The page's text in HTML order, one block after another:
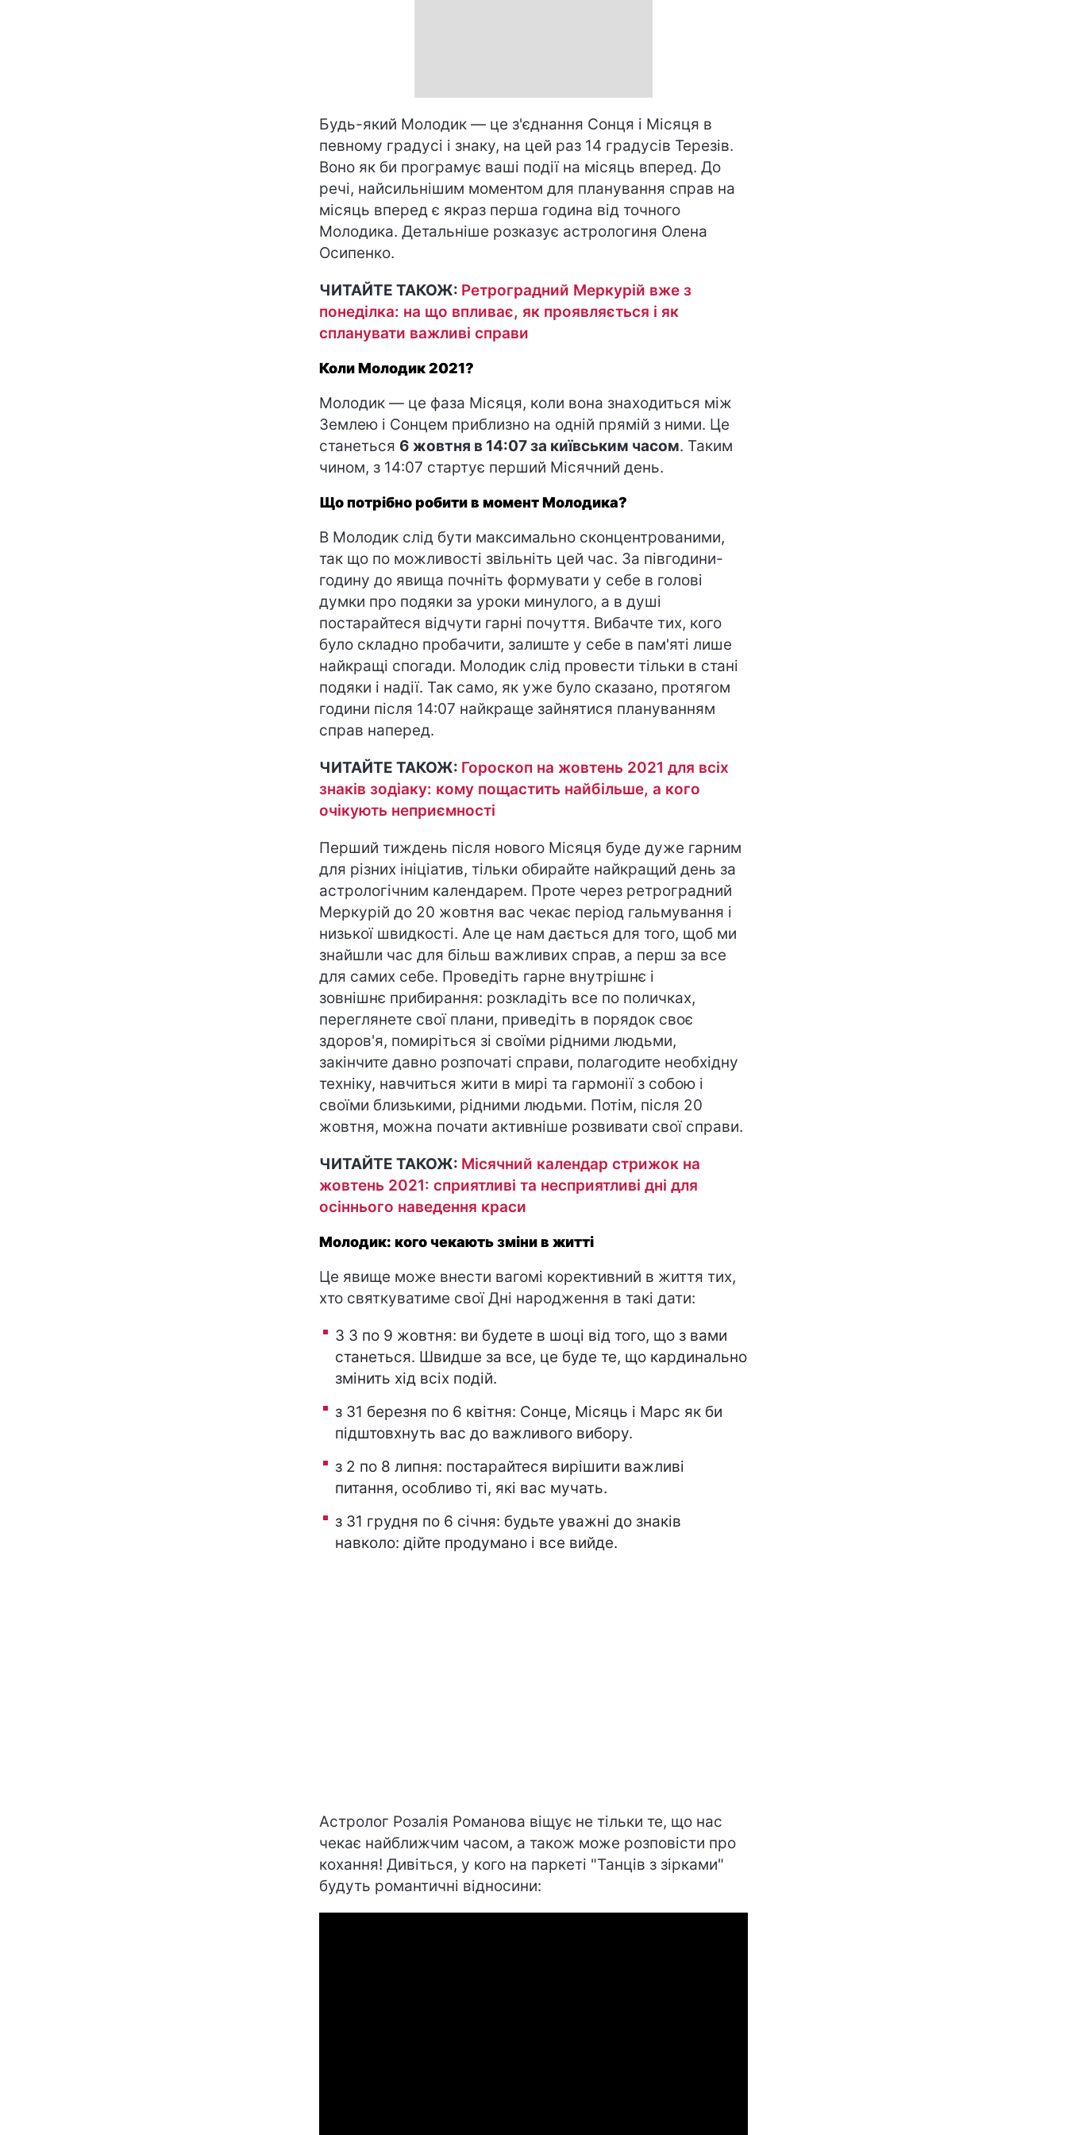
Будь-який Молодик — це з'єднання Сонця і Місяця в
певному градусі і знаку, на цей раз 14 градусів Терезів.
Воно як би програмує ваші події на місяць вперед. До
речі, найсильнішим моментом для планування справ на
місяць вперед є якраз перша година від точного
Молодика. Детальніше розказує астрологиня Олена
Осипенко.
ЧИТАЙТЕ ТАКОЖ: Ретроградний Меркурій вже з
понеділка: на що впливає, як проявляється і як
спланувати важливі справи
Коли Молодик 2021?
Молодик — це фаза Місяця, коли вона знаходиться між
Землею і Сонцем приблизно на одній прямій з ними. Це
станеться 6 жовтня в 14:07 за київським часом. Таким
чином, з 14:07 стартує перший Місячний день.
Що потрібно робити в момент Молодика?
В Молодик слід бути максимально сконцентрованими,
так що по можливості звільніть цей час. За півгодини-
годину до явища почніть формувати у себе в голові
думки про подяки за уроки минулого, а в душі
постарайтеся відчути гарні почуття. Вибачте тих, кого
було складно пробачити, залиште у себе в пам'яті лише
найкращі спогади. Молодик слід провести тільки в стані
подяки і надії. Так само, як уже було сказано, протягом
години після 14:07 найкраще зайнятися плануванням
справ наперед.
ЧИТАЙТЕ ТАКОЖ: Гороскоп на жовтень 2021 для всіх
знаків зодіаку: кому пощастить найбільше, а кого
очікують неприємності
Перший тиждень після нового Місяця буде дуже гарним
для різних ініціатив, тільки обирайте найкращий день за
астрологічним календарем. Проте через ретроградний
Меркурій до 20 жовтня вас чекає період гальмування і
низької швидкості. Але це нам дається для того, щоб ми
знайшли час для більш важливих справ, а перш за все
для самих себе. Проведіть гарне внутрішнє і
зовнішнє прибирання: розкладіть все по поличках,
переглянете свої плани, приведіть в порядок своє
здоров'я, помиріться зі своїми рідними людьми,
закінчите давно розпочаті справи, полагодите необхідну
техніку, навчиться жити в мирі та гармонії з собою і
своїми близькими, рідними людьми. Потім, після 20
жовтня, можна почати активніше розвивати свої справи.
ЧИТАЙТЕ ТАКОЖ: Місячний календар стрижок на
жовтень 2021: сприятливі та несприятливі дні для
осіннього наведення краси
Молодик: кого чекають зміни в житті
Це явище може внести вагомі корективний в життя тих,
хто святкуватиме свої Дні народження в такі дати:
З 3 по 9 жовтня: ви будете в шоці від того, що з вами
станеться. Швидше за все, це буде те, що кардинально
змінить хід всіх подій.
з 31 березня по 6 квітня: Сонце, Місяць і Марс як би
підштовхнуть вас до важливого вибору.
з 2 по 8 липня: постарайтеся вирішити важливі
питання, особливо ті, які вас мучать.
з 31 грудня по 6 січня: будьте уважні до знаків
навколо: дійте продумано і все вийде.
Астролог Розалія Романова віщує не тільки те, що нас
чекає найближчим часом, а також може розповісти про
кохання! Дивіться, у кого на паркеті "Танців з зірками"
будуть романтичні відносини: